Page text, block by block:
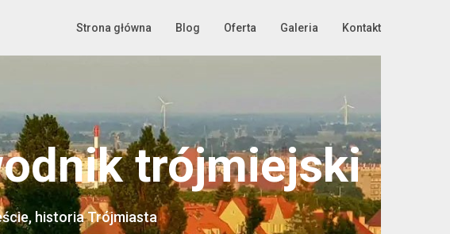
Strona główna Blog Oferta Galeria Kontakt
trójmiejski
historia Trójmiasta